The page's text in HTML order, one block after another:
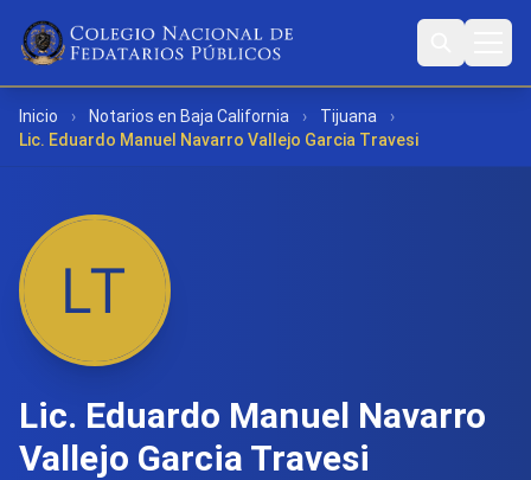
Inicio › Notarios en Baja California › Tijuana
›
Lic. Eduardo Manuel Navarro Vallejo Garcia Travesi
Lic. Eduardo Manuel Navarro
Vallejo Garcia Travesi